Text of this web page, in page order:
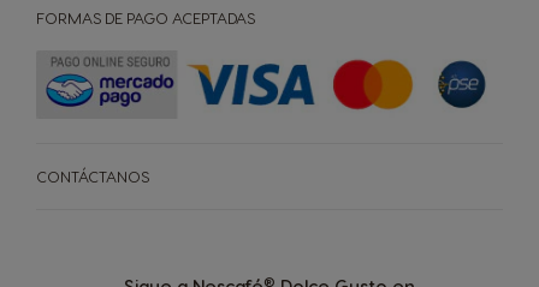
®
FORMAS DE PAGO ACEPTADAS
CONTÁCTANOS